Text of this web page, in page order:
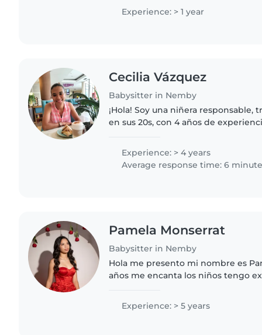
desde que tenia..
Experience: > 1 year
Cecilia Vázquez
Babysitter in Nemby
¡Hola! Soy una niñera responsable,
en sus 20s, con 4 años de
cuentos, dibujar..
Experience: > 4 years
Average response time: 6
Pamela Monserrat
Babysitter in Nemby
Hola me presento mi nombre es
años me encanta los niños tengo
dispongo de lunes viernes..
Experience: > 5 years